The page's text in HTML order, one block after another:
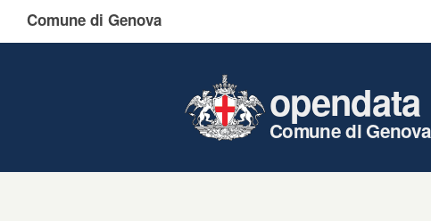
Comune di Genova
opendata
Comune di Genova